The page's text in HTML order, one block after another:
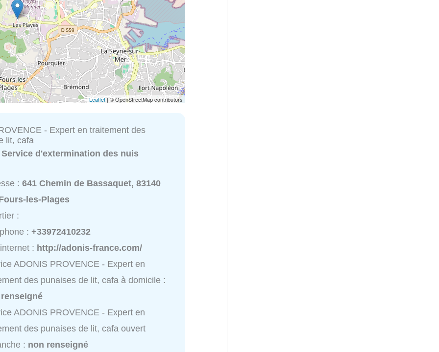
Leaflet | © OpenStreetMap contributors
- Expert en traitement des
lit, cafa
Service d'extermination des nuis
:641 Chemin de Bassaquet, 83140
les-Plages
:
:+33972410232
: http://adonis-france.com/
ADONIS PROVENCE - Expert en
des punaises de lit, cafa à domicile :
ADONIS PROVENCE - Expert en
des punaises de lit, cafa ouvert
: non renseigné